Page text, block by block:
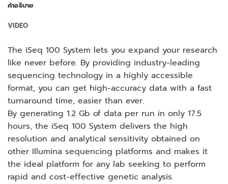
คำอธิบาย
VIDEO
The iSeq 100 System lets you expand your research
like never before. By providing industry-leading
sequencing technology in a highly accessible
format, you can get high-accuracy data with a fast
turnaround time, easier than ever.
By generating 1.2 Gb of data per run in only 17.5
hours, the iSeq 100 System delivers the high
resolution and analytical sensitivity obtained on
other Illumina sequencing platforms and makes it
the ideal platform for any lab seeking to perform
rapid and cost-effective genetic analysis.